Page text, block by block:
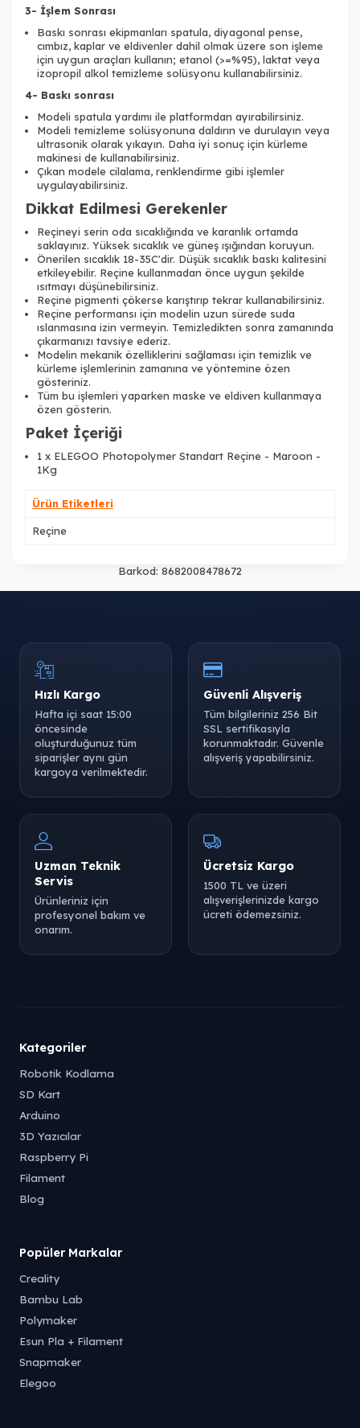
3- İşlem Sonrası
Baskı sonrası ekipmanları spatula, diyagonal pense,
cımbız, kaplar ve eldivenler dahil olmak üzere son işleme
için uygun araçları kullanın; etanol (>=%95), laktat veya
izopropil alkol temizleme solüsyonu kullanabilirsiniz.
4- Baskı sonrası
Modeli spatula yardımı ile platformdan ayırabilirsiniz.
Modeli temizleme solüsyonuna daldırın ve durulayın veya
ultrasonik olarak yıkayın. Daha iyi sonuç için kürleme
makinesi de kullanabilirsiniz.
Çıkan modele cilalama, renklendirme gibi işlemler
uygulayabilirsiniz.
Dikkat Edilmesi Gerekenler
Reçineyi serin oda sıcaklığında ve karanlık ortamda
saklayınız. Yüksek sıcaklık ve güneş ışığından koruyun.
Önerilen sıcaklık 18-35C'dir. Düşük sıcaklık baskı kalitesini
etkileyebilir. Reçine kullanmadan önce uygun şekilde
ısıtmayı düşünebilirsiniz.
Reçine pigmenti çökerse karıştırıp tekrar kullanabilirsiniz.
Reçine performansı için modelin uzun sürede suda
ıslanmasına izin vermeyin. Temizledikten sonra zamanında
çıkarmanızı tavsiye ederiz.
Modelin mekanik özelliklerini sağlaması için temizlik ve
kürleme işlemlerinin zamanına ve yöntemine özen
gösteriniz.
Tüm bu işlemleri yaparken maske ve eldiven kullanmaya
özen gösterin.
Paket İçeriği
1 x ELEGOO Photopolymer Standart Reçine - Maroon -
1Kg
Ürün Etiketleri
Reçine
Barkod: 8682008478672
Hızlı Kargo
Hafta içi saat 15:00
öncesinde
oluşturduğunuz tüm
siparişler aynı gün
kargoya verilmektedir.
Güvenli Alışveriş
Tüm bilgileriniz 256 Bit
SSL sertifikasıyla
korunmaktadır. Güvenle
alışveriş yapabilirsiniz.
Uzman Teknik
Servis
Ürünleriniz için
profesyonel bakım ve
onarım.
Ücretsiz Kargo
1500 TL ve üzeri
alışverişlerinizde kargo
ücreti ödemezsiniz.
Kategoriler
Robotik Kodlama
SD Kart
Arduino
3D Yazıcılar
Raspberry Pi
Filament
Blog
Popüler Markalar
Creality
Bambu Lab
Polymaker
Esun Pla + Filament
Snapmaker
Elegoo